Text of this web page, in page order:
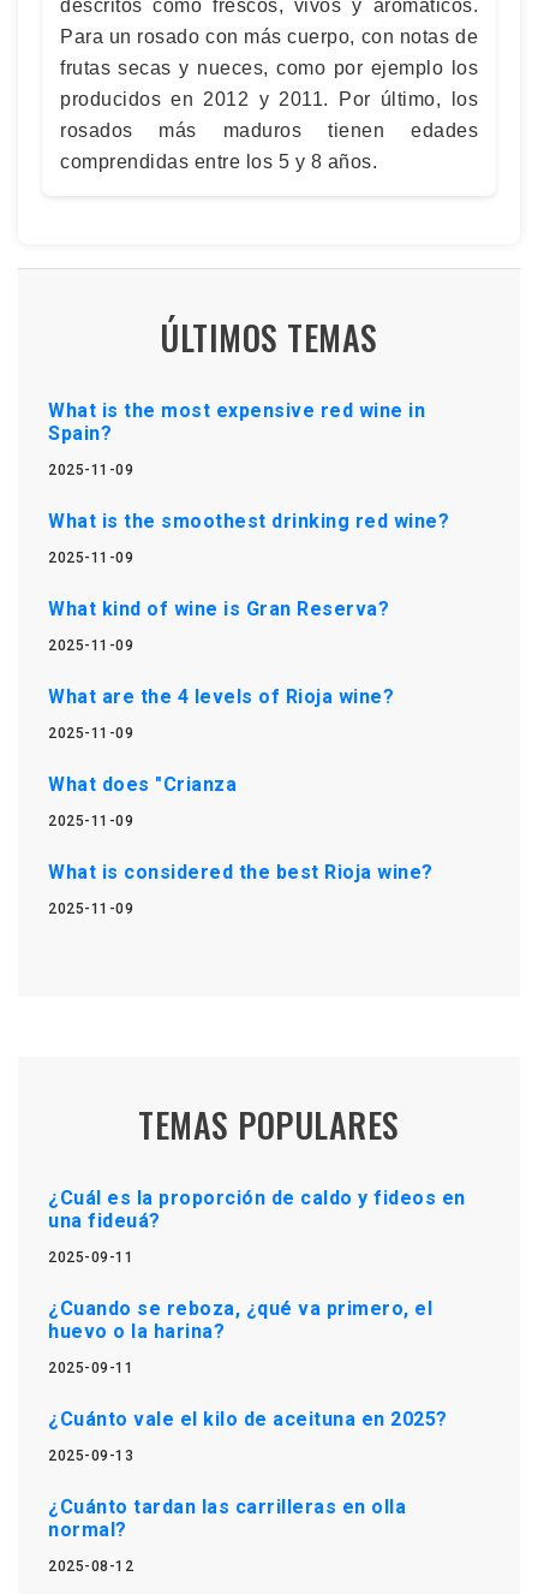
descritos como frescos, vivos y aromáticos.
Para un rosado con más cuerpo, con notas de
frutas secas y nueces, como por ejemplo los
producidos en 2012 y 2011. Por último, los
rosados más maduros tienen edades
comprendidas entre los 5 y 8 años.
ÚLTIMOS TEMAS
What is the most expensive red wine in
Spain?
2025-11-09
What is the smoothest drinking red wine?
2025-11-09
What kind of wine is Gran Reserva?
2025-11-09
What are the 4 levels of Rioja wine?
2025-11-09
What does "Crianza
2025-11-09
What is considered the best Rioja wine?
2025-11-09
TEMAS POPULARES
¿Cuál es la proporción de caldo y fideos en
una fideuá?
2025-09-11
¿Cuando se reboza, ¿qué va primero, el
huevo o la harina?
2025-09-11
¿Cuánto vale el kilo de aceituna en 2025?
2025-09-13
¿Cuánto tardan las carrilleras en olla
normal?
2025-08-12